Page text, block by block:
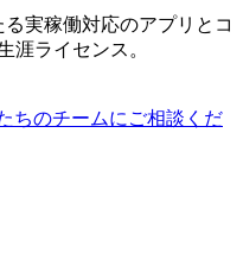
実稼働対応のアプリとコ
涯ライセンス。
ちのチームにご相談くだ